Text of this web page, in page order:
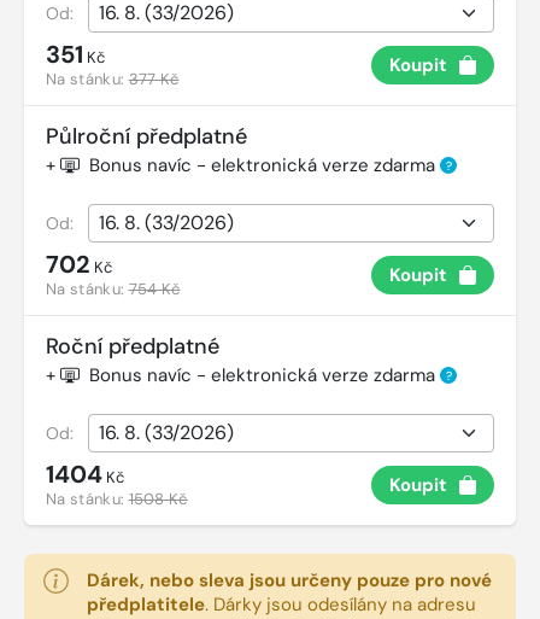
Od:
351 Kč
Na stánku:377 Kč
Koupit
Půlroční předplatné
+ Bonus navíc - elektronická verze zdarma ?
Od:
702 Kč
Na stánku:754 Kč
Koupit
Roční předplatné
+ Bonus navíc - elektronická verze zdarma ?
Od:
1404 Kč
Na stánku:1508 Kč
Koupit
Dárek, nebo sleva jsou určeny pouze pro nové
předplatitele. Dárky jsou odesílány na adresu